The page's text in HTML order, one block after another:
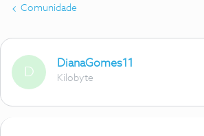
Comunidade
D
DianaGomes11
Kilobyte